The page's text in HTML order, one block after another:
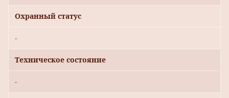
Охранный статус
-
Техническое состояние
-